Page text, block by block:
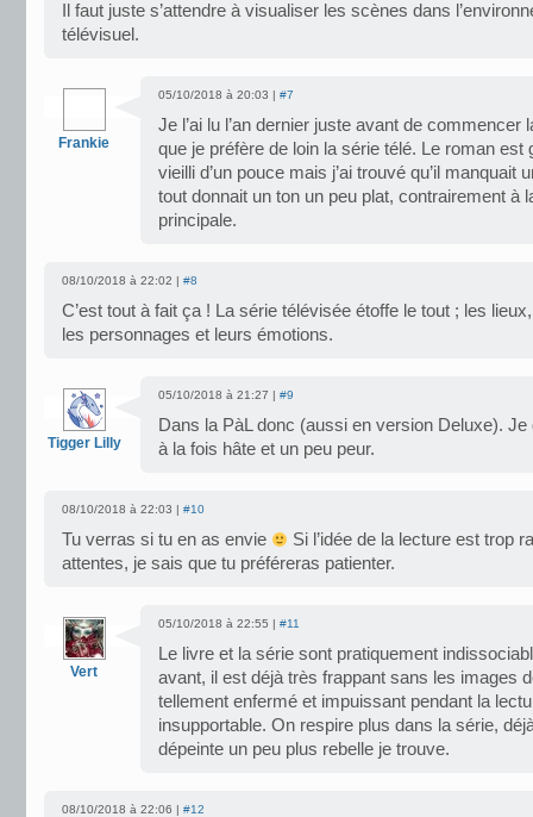
Il faut juste s’attendre à visualiser les scènes dans
télévisuel.
Frankie
05/10/2018 à 20:03 | #7
Je l’ai lu l’an dernier juste avant de commencer
que je préfère de loin la série télé. Le roman est
vieilli d’un pouce mais j’ai trouvé qu’il manquait
tout donnait un ton un peu plat, contrairement à
principale.
08/10/2018 à 22:02 | #8
C’est tout à fait ça ! La série télévisée étoffe le tout ; les
les personnages et leurs émotions.
Tigger Lilly
05/10/2018 à 21:27 | #9
Dans la PàL donc (aussi en version Deluxe). Je
à la fois hâte et un peu peur.
08/10/2018 à 22:03 | #10
Tu verras si tu en as envie
Si l’idée de la lecture est trop
attentes, je sais que tu préféreras patienter.
Vert
05/10/2018 à 22:55 | #11
Le livre et la série sont pratiquement
avant, il est déjà très frappant sans les images
tellement enfermé et impuissant pendant la
insupportable. On respire plus dans la série,
dépeinte un peu plus rebelle je trouve.
08/10/2018 à 22:06 | #12